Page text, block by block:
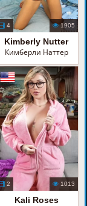
4 1905
Kimberly Nutter
Кимберли Наттер
2 1013
Kali Roses